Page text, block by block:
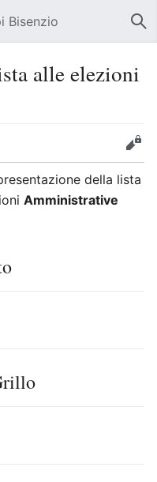
Bisenzio
alle elezioni
della lista
Amministrative